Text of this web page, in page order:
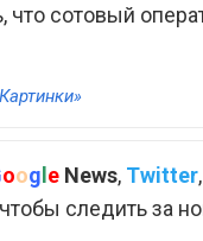
сотовый
oog e News, Twitter,
чтобы следить за